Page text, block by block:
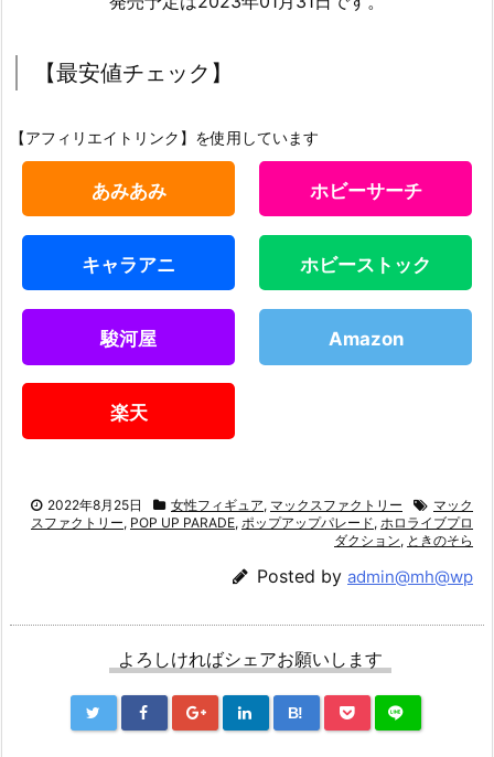
【最安値チェック】
【アフィリエイトリンク】を使用しています
あみあみ ホビーサーチ
キャラアニ ホビーストック
駿河屋 Amazon
楽天
2022年8月25日 女性フィギュア, マックスファクトリー
マック
スファクトリー, POP UP PARADE, ポップアップパレード, ホロライブプロ
ダクション, ときのそら
Posted by admin@mh@wp
よろしければシェアお願いします
B!